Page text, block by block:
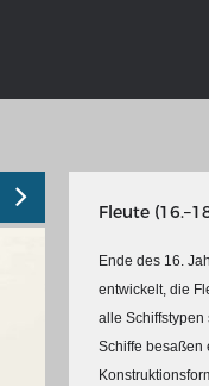
DER RHEIN
Fleute
Ende des 16.
entwickelt, die
alle
Schiffe besaßen